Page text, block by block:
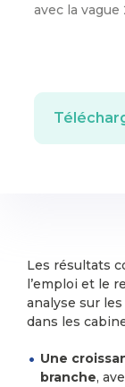
avec la
Les résultats
l’emploi et le
analyse sur
dans les
Une
branche,